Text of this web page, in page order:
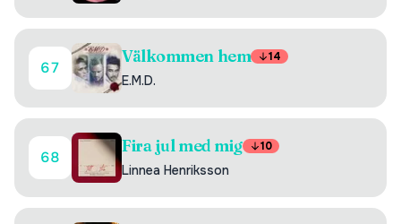
67
Välkommen hem 14
E.M.D.
68
Fira jul med mig 10
Linnea Henriksson